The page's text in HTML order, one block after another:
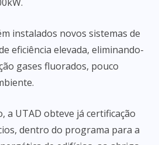
instalados novos sistemas de
eficiência elevada, eliminando-
gases fluorados, pouco
a UTAD obteve já certificação
dentro do programa para a